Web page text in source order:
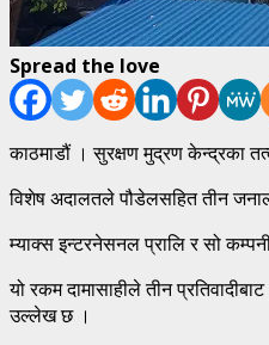
Spread the love
काठमाडौं । सुरक्षण मुद्रण केन्द्रका
विशेष अदालतले पौडेलसहित तीन
म्याक्स इन्टरनेसनल प्रालि र सो
यो रकम दामासाहीले तीन
उल्लेख छ ।